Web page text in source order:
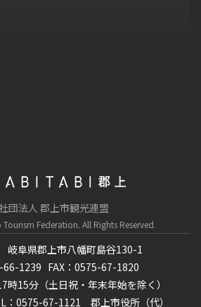
団法人 郡上市観光連盟
Federation. All Rights Reserved.
阜県郡上市八幡町島谷130-1
66-1239 FAX：0575-67-1820
時15分（土日祝・年末年始を除く）
0575-67-1121 郡上市役所（代）